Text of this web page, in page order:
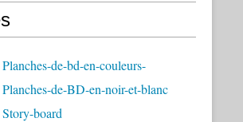
de-bd-en-couleurs-
de-BD-en-noir-et-blanc
board